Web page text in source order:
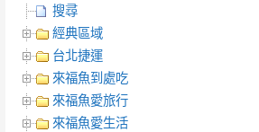
搜尋
經典區域
台北捷運
來福魚到處吃
來福魚愛旅行
來福魚愛生活